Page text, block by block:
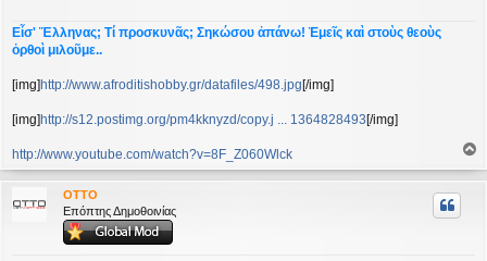
Εἶσ' Ἕλληνας; Τί προσκυνᾶς; Σηκώσου ἀπάνω! Ἐμεῖς καὶ στοὺς θεοὺς
ὀρθοὶ μιλοῦμε..
[img] http://www.afroditishobby.gr/datafiles/498.jpg [/img]
[img] http://s12.postimg.org/pm4kknyzd/copy.j ... 1364828493 [/img]
http://www.youtube.com/watch?v=8F_Z060Wlck
ο
ρ
OTTO
Επόπτης Δημοθοινίας